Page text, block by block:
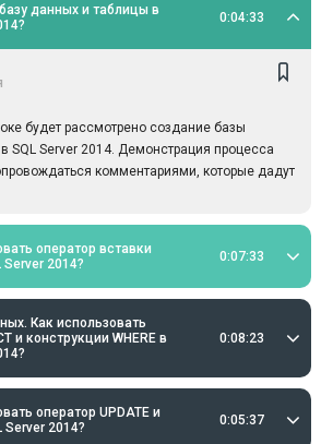
данных и таблицы в
0:04:33
будет рассмотрено создание базы
SQL Server 2014. Демонстрация процесса
комментариями, которые дадут
обо всех действиях,
оператор вставки
Server 2014?
0:07:33
Как использовать
и конструкции WHERE в
0:08:23
оператор UPDATE и
Server 2014?
0:05:37